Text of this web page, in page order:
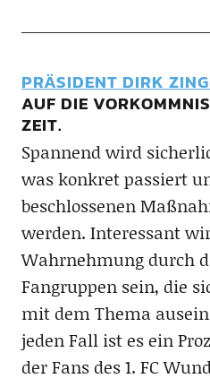
PRÄSIDENT DIRK
AUF DIE
ZEIT.
Spannend wird
was konkret passiert
beschlossenen
werden. Interessant
Wahrnehmung durch
Fangruppen sein, die
mit dem Thema
jeden Fall ist es ein
der Fans des 1. FC